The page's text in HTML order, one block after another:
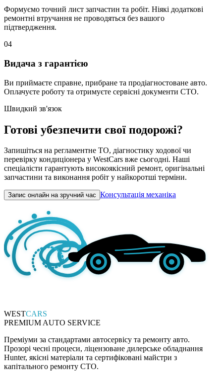
Формуємо точний лист запчастин та робіт. Ніякі додаткові
ремонтні втручання не проводяться без вашого
підтвердження.
04
Видача з гарантією
Ви приймаєте справне, прибране та продіагностоване авто.
Оплачуєте роботу та отримуєте сервісні документи СТО.
Швидкий зв'язок
Готові убезпечити свої подорожі?
Запишіться на регламентне ТО, діагностику ходової чи
перевірку кондиціонера у WestCars вже сьогодні. Наші
спеціалісти гарантують високоякісний ремонт, оригінальні
запчастини та виконання робіт у найкоротші терміни.
Запис онлайн на зручний час Консультація механіка
WESTCARS
PREMIUM AUTO SERVICE
Преміуми за стандартами автосервісу та ремонту авто.
Прозорі чесні процеси, ліцензоване дилерське обладнання
Hunter, якісні матеріали та сертифіковані майстри з
капітального ремонту СТО.